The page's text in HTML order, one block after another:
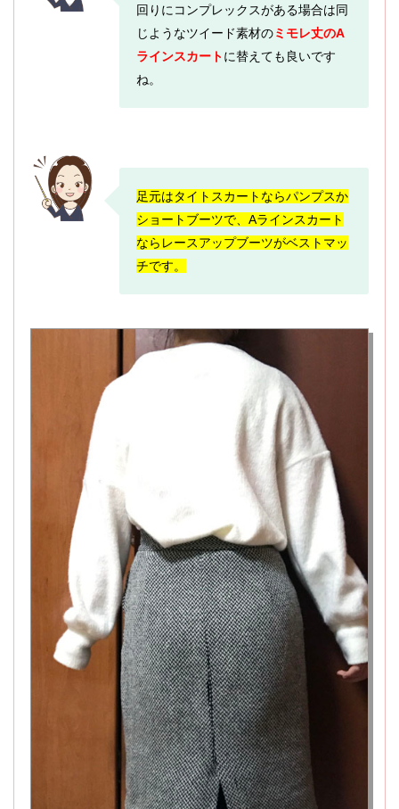
回りにコンプレックスがある場合は同
じようなツイード素材のミモレ丈のA
ラインスカートに替えても良いです
ね。
足元はタイトスカートならパンプスか
ショートブーツで、Aラインスカート
ならレースアップブーツがベストマッ
チです。